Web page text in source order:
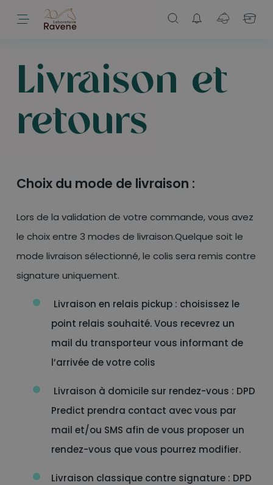
Livraison et
retours
Choix du mode de livraison :
Lors de la validation de votre commande, vous avez
le choix entre 3 modes de livraison.Quelque soit le
mode livraison sélectionné, le colis sera remis contre
signature uniquement.
Livraison en relais pickup : choisissez le
point relais souhaité. Vous recevrez un
mail du transporteur vous informant de
l’arrivée de votre colis
Livraison à domicile sur rendez-vous : DPD
Predict prendra contact avec vous par
mail et/ou SMS afin de vous proposer un
rendez-vous que vous pourrez modifier.
Livraison classique contre signature : DPD